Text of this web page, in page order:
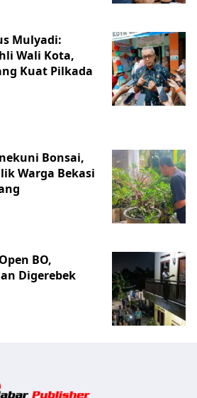
Mulyadi:
Wali Kota,
Kuat Pilkada
Bonsai,
Warga Bekasi
BO,
Digerebek